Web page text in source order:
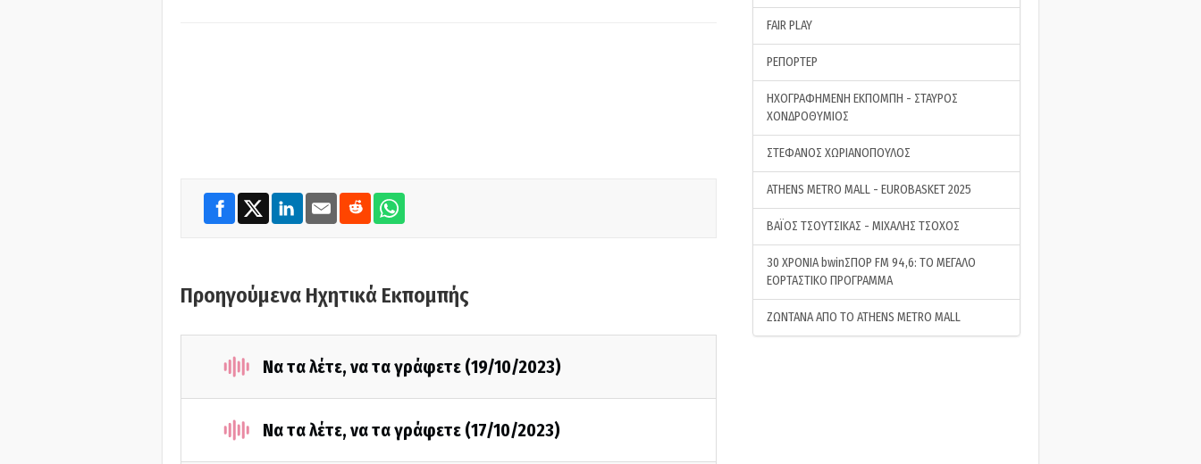
Προηγούμενα Ηχητικά Εκπομπής
Να τα λέτε, να τα γράφετε (19/10/2023)
Να τα λέτε, να τα γράφετε (17/10/2023)
FAIR PLAY
ΡΕΠΟΡΤΕΡ
ΗΧΟΓΡΑΦΗΜΕΝΗ ΕΚΠΟΜΠΗ - ΣΤΑΥΡΟΣ
ΧΟΝΔΡΟΘΥΜΙΟΣ
ΣΤΕΦΑΝΟΣ ΧΩΡΙΑΝΟΠΟΥΛΟΣ
ATHENS METRO MALL - EUROBASKET 2025
ΒΑΪΟΣ ΤΣΟΥΤΣΙΚΑΣ - ΜΙΧΑΛΗΣ ΤΣΟΧΟΣ
30 ΧΡΟΝΙΑ bwinΣΠΟΡ FM 94,6: ΤΟ ΜΕΓΑΛΟ
ΕΟΡΤΑΣΤΙΚΟ ΠΡΟΓΡΑΜΜΑ
ΖΩΝΤΑΝΑ ΑΠΟ ΤΟ ATHENS METRO MALL